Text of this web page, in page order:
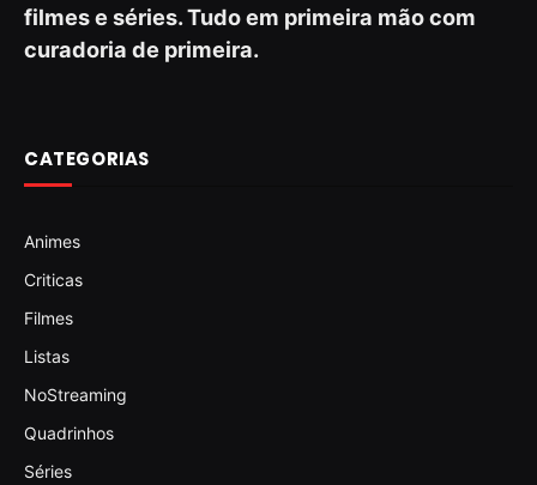
filmes e séries. Tudo em primeira mão com
curadoria de primeira.
CATEGORIAS
Animes
Criticas
Filmes
Listas
NoStreaming
Quadrinhos
Séries